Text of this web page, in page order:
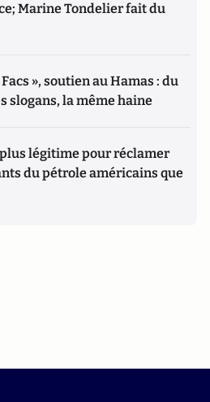
Marine Tondelier fait du
», soutien au Hamas : du
slogans, la même haine
légitime pour réclamer
du pétrole américains que